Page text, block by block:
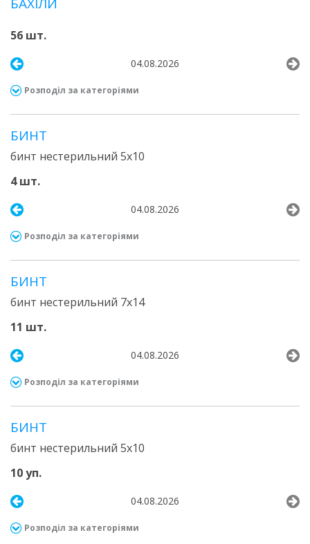
56 шт.
04.08.2026
Розподіл за категоріями
БИНТ
бинт нестерильний 5х10
4 шт.
04.08.2026
Розподіл за категоріями
БИНТ
бинт нестерильний 7х14
11 шт.
04.08.2026
Розподіл за категоріями
БИНТ
бинт нестерильний 5х10
10 уп.
04.08.2026
Розподіл за категоріями